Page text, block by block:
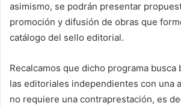
asimismo, se podrán presentar
promoción y difusión de obras que
catálogo del sello editorial.
Recalcamos que dicho programa busca
las editoriales independientes con una
no requiere una contraprestación, es